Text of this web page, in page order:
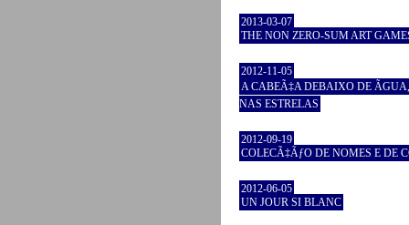
2013-03-07
THE NON ZERO-SUM ART
2012-11-05
A CABEÃ‡A DEBAIXO DE
NAS ESTRELAS
2012-09-19
COLECÃ‡ÃƒO DE NOMES E DE
2012-06-05
UN JOUR SI BLANC